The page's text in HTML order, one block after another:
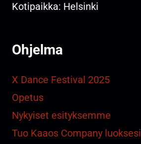
Kotipaikka: Helsinki
Ohjelma
X Dance Festival 2025
Opetus
Nykyiset esityksemme
Tuo Kaaos Company luoksesi